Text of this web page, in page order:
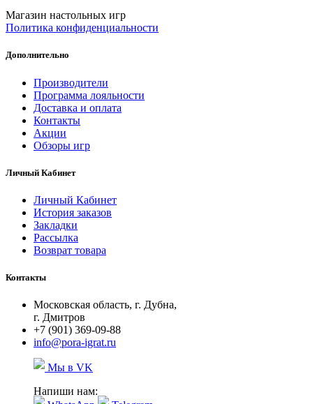
Магазин настольных игр
Политика конфиденциальности
Дополнительно
Производители
Программа лояльности
Доставка и оплата
Контакты
Акции
Обзоры игр
Личный Кабинет
Личный Кабинет
История заказов
Закладки
Рассылка
Возврат товара
Контакты
Московская область, г. Дубна,
г. Дмитров
+7 (901) 369-09-88
info@pora-igrat.ru
Мы в VK
Напиши нам: